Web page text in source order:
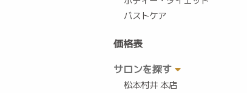
バストケア
価格表
サロンを探す
松本村井 本店